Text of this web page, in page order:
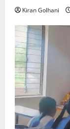
Kiran Golhani